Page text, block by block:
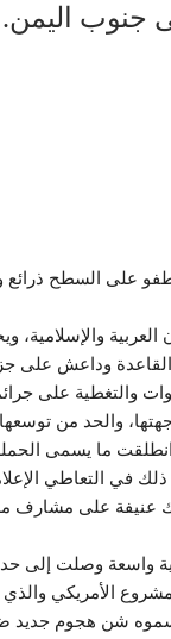
جنوب اليمن.
على السطح
والإسلامية،
وداعش على
والتغطية على
والحد من
ما يسمى الحملة
في التعاطي
عنيفة على مشارف
واسعة وصلت إلى حد
الأمريكي والذي
شن هجوم جديد